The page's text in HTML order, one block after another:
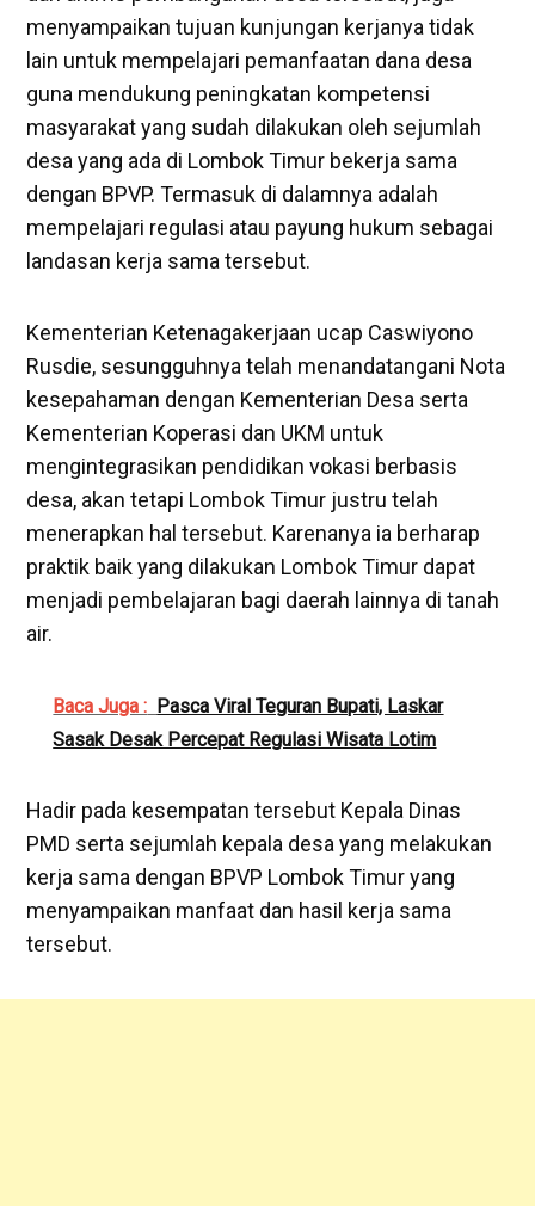
menyampaikan tujuan kunjungan kerjanya tidak
lain untuk mempelajari pemanfaatan dana desa
guna mendukung peningkatan kompetensi
masyarakat yang sudah dilakukan oleh sejumlah
desa yang ada di Lombok Timur bekerja sama
dengan BPVP. Termasuk di dalamnya adalah
mempelajari regulasi atau payung hukum sebagai
landasan kerja sama tersebut.
Kementerian Ketenagakerjaan ucap Caswiyono
Rusdie, sesungguhnya telah menandatangani Nota
kesepahaman dengan Kementerian Desa serta
Kementerian Koperasi dan UKM untuk
mengintegrasikan pendidikan vokasi berbasis
desa, akan tetapi Lombok Timur justru telah
menerapkan hal tersebut. Karenanya ia berharap
praktik baik yang dilakukan Lombok Timur dapat
menjadi pembelajaran bagi daerah lainnya di tanah
air.
Baca Juga : Pasca Viral Teguran Bupati, Laskar
Sasak Desak Percepat Regulasi Wisata Lotim
Hadir pada kesempatan tersebut Kepala Dinas
PMD serta sejumlah kepala desa yang melakukan
kerja sama dengan BPVP Lombok Timur yang
menyampaikan manfaat dan hasil kerja sama
tersebut.